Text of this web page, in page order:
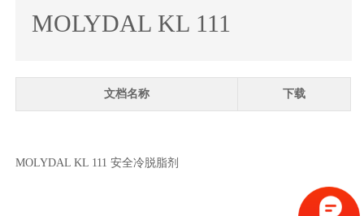
MOLYDAL KL 111
文档名称 下载
MOLYDAL KL 111 安全冷脱脂剂